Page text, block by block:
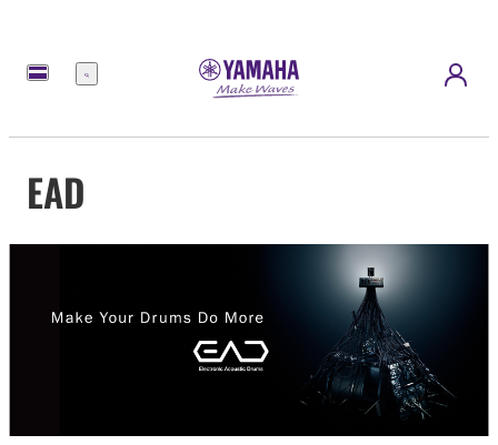
Menu
EAD